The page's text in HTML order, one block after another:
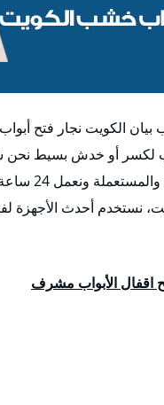
الكويت نجار فتح
لكسر أو خدش بسيط نحن
تركيب
نستخدم أحدث الأجهزة
اقفال الأبواب مشرف